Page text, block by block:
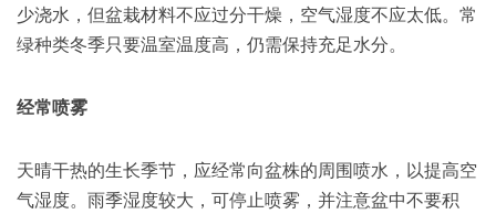
少浇水，但盆栽材料不应过分干燥，空气湿度不应太低。常
绿种类冬季只要温室温度高，仍需保持充足水分。
经常喷雾
天晴干热的生长季节，应经常向盆株的周围喷水，以提高空
气湿度。雨季湿度较大，可停止喷雾，并注意盆中不要积